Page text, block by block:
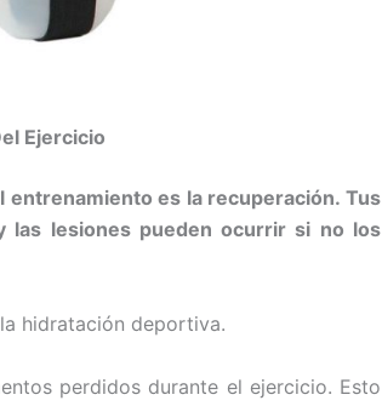
Ejercicio
es la recuperación. Tus
las lesiones pueden ocurrir si no los
hidratación deportiva.
perdidos durante el ejercicio. Esto